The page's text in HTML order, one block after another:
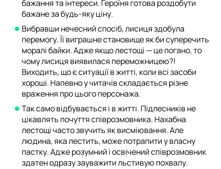
бажання та інтереси. Героїня готова роздобути
бажане за будь-яку ціну.
Вибравши нечесний спосіб, лисиця здобула
перемогу. Її виграшне становище як би суперечить
моралі байки. Адже якщо лестощі — це погано, то
чому лисиця виявилася переможницею?!
Виходить, що є ситуації в житті, коли всі засоби
хороші. Напевно у читачів складається різне
враження про цього персонажа.
Так само відбувається і в житті. Підлесників не
цікавлять почуття співрозмовника. Нахабна
лестощі часто звучить як висміювання. Але
людина, яка лестить, може потрапити у власну
пастку. Адже розумний і освічений співрозмовник
здатен одразу зауважити льстивую похвалу.